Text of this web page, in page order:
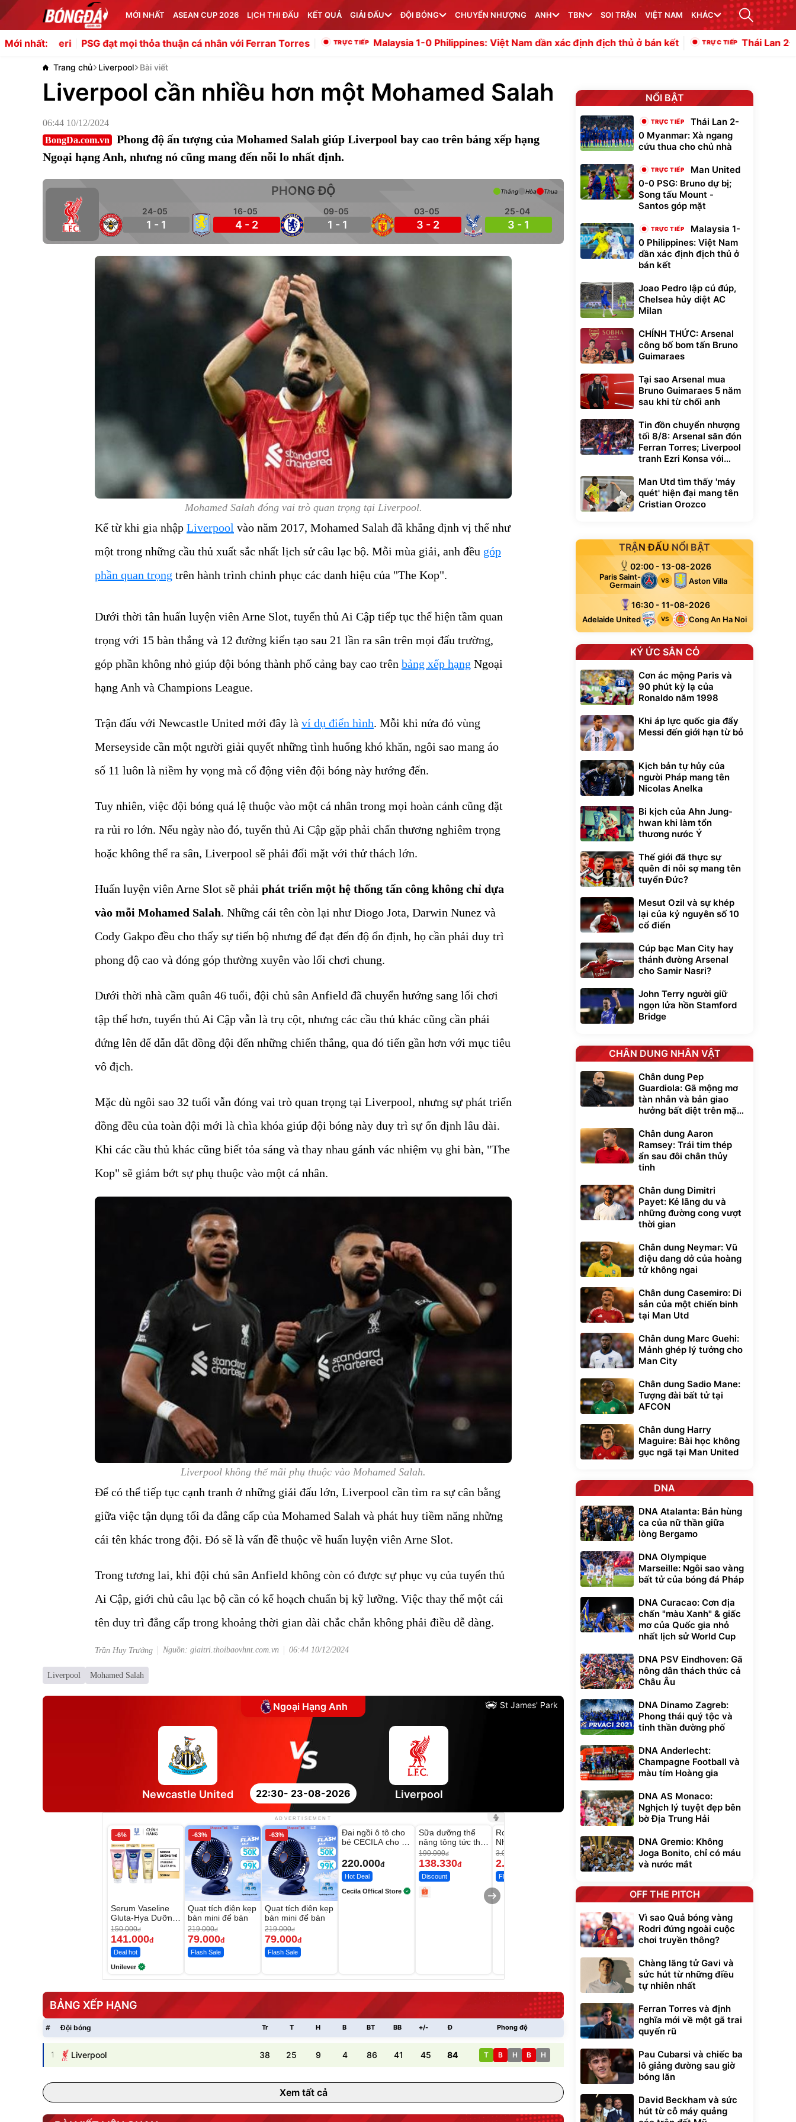
MỚI NHẤT ASEAN CUP 2026 LỊCH THI ĐẤU KẾT QUẢ GIẢI ĐẤU ĐỘI BÓNG CHUYỂN NHƯỢNG ANH TBN SOI TRẬN VIỆT NAM KHÁC
Mới nhất:
PSG đạt mọi thỏa thuận cá nhân với Ferran Torres Malaysia 1-0 Philippines: Việt Nam dần xác định địch thủ ở bán kết Thái Lan 2-0 Myanmar: Xà
Trang chủ Liverpool Bài viết
Liverpool cần nhiều hơn một Mohamed Salah
06:44 10/12/2024
BongDa.com.vn
Phong độ ấn tượng của Mohamed Salah giúp Liverpool bay cao trên bảng xếp hạng
Ngoại hạng Anh, nhưng nó cũng mang đến nỗi lo nhất định.
PHONG ĐỘ
24-05
1 - 1
16-05
4 - 2
09-05
1 - 1
03-05
3 - 2
25-04
3 - 1
Thắng Hòa Thua
Mohamed Salah đóng vai trò quan trọng tại Liverpool.
Kể từ khi gia nhập Liverpool vào năm 2017, Mohamed Salah đã khẳng định vị thế như
một trong những cầu thủ xuất sắc nhất lịch sử câu lạc bộ. Mỗi mùa giải, anh đều góp
phần quan trọng trên hành trình chinh phục các danh hiệu của "The Kop".
Dưới thời tân huấn luyện viên Arne Slot, tuyển thủ Ai Cập tiếp tục thể hiện tầm quan
trọng với 15 bàn thắng và 12 đường kiến tạo sau 21 lần ra sân trên mọi đấu trường,
góp phần không nhỏ giúp đội bóng thành phố cảng bay cao trên bảng xếp hạng Ngoại
hạng Anh và Champions League.
Trận đấu với Newcastle United mới đây là ví dụ điển hình. Mỗi khi nửa đỏ vùng
Merseyside cần một người giải quyết những tình huống khó khăn, ngôi sao mang áo
số 11 luôn là niềm hy vọng mà cổ động viên đội bóng này hướng đến.
Tuy nhiên, việc đội bóng quá lệ thuộc vào một cá nhân trong mọi hoàn cảnh cũng đặt
ra rủi ro lớn. Nếu ngày nào đó, tuyển thủ Ai Cập gặp phải chấn thương nghiêm trọng
hoặc không thể ra sân, Liverpool sẽ phải đối mặt với thử thách lớn.
Huấn luyện viên Arne Slot sẽ phải phát triển một hệ thống tấn công không chỉ dựa
vào mỗi Mohamed Salah. Những cái tên còn lại như Diogo Jota, Darwin Nunez và
Cody Gakpo đều cho thấy sự tiến bộ nhưng để đạt đến độ ổn định, họ cần phải duy trì
phong độ cao và đóng góp thường xuyên vào lối chơi chung.
Dưới thời nhà cầm quân 46 tuổi, đội chủ sân Anfield đã chuyển hướng sang lối chơi
tập thể hơn, tuyển thủ Ai Cập vẫn là trụ cột, nhưng các cầu thủ khác cũng cần phải
đứng lên để dẫn dắt đồng đội đến những chiến thắng, qua đó tiến gần hơn với mục tiêu
vô địch.
Mặc dù ngôi sao 32 tuổi vẫn đóng vai trò quan trọng tại Liverpool, nhưng sự phát triển
đồng đều của toàn đội mới là chìa khóa giúp đội bóng này duy trì sự ổn định lâu dài.
Khi các cầu thủ khác cũng biết tỏa sáng và thay nhau gánh vác nhiệm vụ ghi bàn, "The
Kop" sẽ giảm bớt sự phụ thuộc vào một cá nhân.
Liverpool không thể mãi phụ thuộc vào Mohamed Salah.
Để có thể tiếp tục cạnh tranh ở những giải đấu lớn, Liverpool cần tìm ra sự cân bằng
giữa việc tận dụng tối đa đẳng cấp của Mohamed Salah và phát huy tiềm năng những
cái tên khác trong đội. Đó sẽ là vấn đề thuộc về huấn luyện viên Arne Slot.
Trong tương lai, khi đội chủ sân Anfield không còn có được sự phục vụ của tuyển thủ
Ai Cập, giới chủ câu lạc bộ cần có kế hoạch chuẩn bị kỹ lưỡng. Việc thay thế một cái
tên duy trì đẳng cấp trong khoảng thời gian dài chắc chắn không phải điều dễ dàng.
Trần Huy Trưởng Nguồn: giaitri.thoibaovhnt.com.vn 06:44 10/12/2024
Liverpool Mohamed Salah
Ngoại Hạng Anh St James' Park
22:30- 23-08-2026
Newcastle United Liverpool
ADVERTISEMENT
-6%
Serum Vaseline
Gluta-Hya Dưỡng
Da Sáng Mịn Sau
7 Ngày
150.000đ
141.000đ
Deal hot
Unilever
-63%
Quạt tích điện kẹp
bàn mini để bàn
219.000đ
79.000đ
Flash Sale
-63%
Quạt tích điện kẹp
bàn mini để bàn
219.000đ
79.000đ
Flash Sale
Đai ngồi ô tô cho
bé CECILA cho bé
220.000đ
Hot Deal
Cecila Offical Store
-27%
Sữa dưỡng thể
nâng tông tức thì
Vaseline Body
190.000đ
138.330đ
Discount
Robot Hút Bụi Lau
Nhà - D2-001 -
Thông Minh
3.000.000
2.200.000
Flash Sale
Unmute
Khung Nhôm
9066 Size
20/24/28 Cao Cấp
1.000.000đ
825.000đ
lưng chống nóng
giúp thoải mái
trong di chuyển
295.000 đ
BẢNG XẾP HẠNG
# Đội bóng Tr T H B BT BB +/- Đ Phong độ
1 Liverpool 38 25 9 4 86 41 45 84 T B H B H
Xem tất cả
NỔI BẬT
Thái Lan 2-
0 Myanmar: Xà ngang
cứu thua cho chủ nhà
0-0 PSG: Bruno dự bị;
Song tấu Mount -
Santos góp mặt
0 Philippines: Việt Nam
dần xác định địch thủ ở
bán kết
Joao Pedro lập cú đúp,
Chelsea hủy diệt AC
Milan
CHÍNH THỨC: Arsenal
công bố bom tấn Bruno
Guimaraes
Tại sao Arsenal mua
Bruno Guimaraes 5 năm
sau khi từ chối anh
Tin đồn chuyển nhượng
tối 8/8: Arsenal săn đón
Ferran Torres; Liverpool
tranh Ezri Konsa với
Man Utd tìm thấy 'máy
quét' hiện đại mang tên
Cristian Orozco
TRẬN ĐẤU NỔI BẬT
02:00 - 13-08-2026
Paris Saint-
Germain
VS Aston Villa
16:30 - 11-08-2026
Adelaide United VS Cong An Ha Noi
KÝ ỨC SÂN CỎ
Cơn ác mộng Paris và
90 phút kỳ lạ của
Ronaldo năm 1998
Khi áp lực quốc gia đẩy
Messi đến giới hạn từ bỏ
Kịch bản tự hủy của
người Pháp mang tên
Nicolas Anelka
Bi kịch của Ahn Jung-
hwan khi làm tổn
thương nước Ý
Thế giới đã thực sự
quên đi nỗi sợ mang tên
tuyển Đức?
Mesut Ozil và sự khép
lại của kỷ nguyên số 10
cổ điển
Cúp bạc Man City hay
thánh đường Arsenal
cho Samir Nasri?
John Terry người giữ
ngọn lửa hồn Stamford
Bridge
CHÂN DUNG NHÂN VẬT
Chân dung Pep
Guardiola: Gã mộng mơ
tàn nhẫn và bản giao
hưởng bất diệt trên mặt
Chân dung Aaron
Ramsey: Trái tim thép
ẩn sau đôi chân thủy
tinh
Chân dung Dimitri
Payet: Kẻ lãng du và
những đường cong vượt
thời gian
Chân dung Neymar: Vũ
điệu dang dở của hoàng
tử không ngai
Chân dung Casemiro: Di
sản của một chiến binh
tại Man Utd
Chân dung Marc Guehi:
Mảnh ghép lý tưởng cho
Man City
Chân dung Sadio Mane:
Tượng đài bất tử tại
AFCON
Chân dung Harry
Maguire: Bài học không
gục ngã tại Man United
DNA
DNA Atalanta: Bản hùng
ca của nữ thần giữa
lòng Bergamo
DNA Olympique
Marseille: Ngôi sao vàng
bất tử của bóng đá Pháp
DNA Curacao: Cơn địa
chấn "màu Xanh" & giấc
mơ của Quốc gia nhỏ
nhất lịch sử World Cup
DNA PSV Eindhoven: Gã
nông dân thách thức cả
Châu Âu
DNA Dinamo Zagreb:
Phong thái quý tộc và
tinh thần đường phố
DNA Anderlecht:
Champagne Football và
màu tím Hoàng gia
DNA AS Monaco:
Nghịch lý tuyệt đẹp bên
bờ Địa Trung Hải
DNA Gremio: Không
Joga Bonito, chỉ có máu
và nước mắt
OFF THE PITCH
Vì sao Quả bóng vàng
Rodri đứng ngoài cuộc
chơi truyền thông?
Chàng lãng tử Gavi và
sức hút từ những điều
tự nhiên nhất
Ferran Torres và định
nghĩa mới về một gã trai
quyến rũ
Pau Cubarsi và chiếc ba
lô giảng đường sau giờ
bóng lăn
David Beckham và sức
hút từ cỗ máy quảng